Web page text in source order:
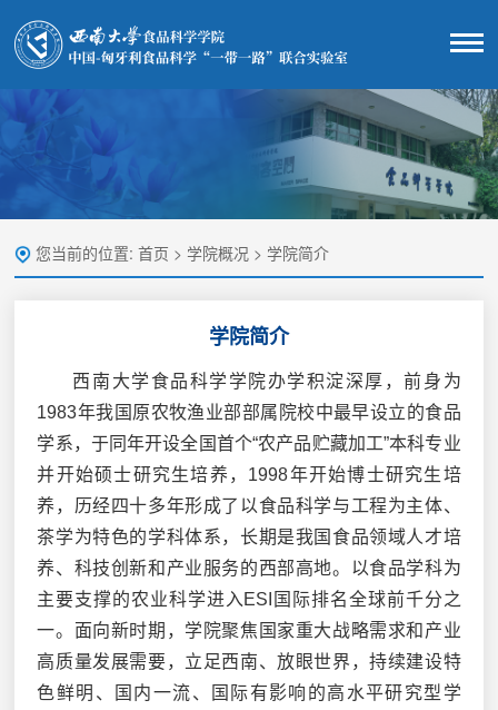
您当前的位置: 首页 > 学院概况 > 学院简介
学院简介
西南大学食品科学学院办学积淀深厚，前身为
1983年我国原农牧渔业部部属院校中最早设立的食品
学系，于同年开设全国首个“农产品贮藏加工”本科专业
并开始硕士研究生培养，1998年开始博士研究生培
养，历经四十多年形成了以食品科学与工程为主体、
茶学为特色的学科体系，长期是我国食品领域人才培
养、科技创新和产业服务的西部高地。以食品学科为
主要支撑的农业科学进入ESI国际排名全球前千分之
一。面向新时期，学院聚焦国家重大战略需求和产业
高质量发展需要，立足西南、放眼世界，持续建设特
色鲜明、国内一流、国际有影响的高水平研究型学